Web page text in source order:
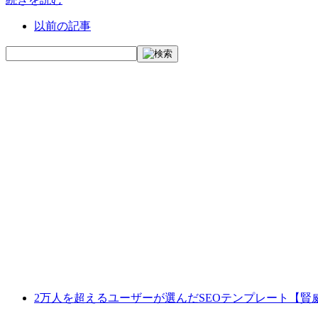
以前の記事
2万人を超えるユーザーが選んだSEOテンプレート【賢